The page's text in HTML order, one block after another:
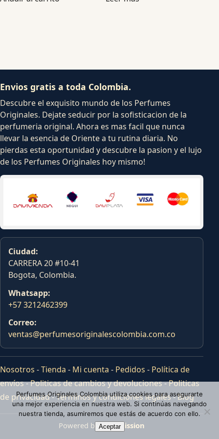
Envios gratis a toda Colombia.
Descubre el exquisito mundo de los Perfumes
Originales. Dejate seducir por la sofisticacion de la
perfumeria original. Ahora es mas facil que nunca
llevar la esencia de Oriente a tu rutina diaria. No
pierdas esta oportunidad y descubre la pasion y el lujo
de los Perfumes Originales hoy mismo!
Ciudad:
CARRERA 20 #10-41
Bogota, Colombia.
Whatsapp:
+57 3212462399
Correo:
ventas@perfumesoriginalescolombia.com.co
Nosotros -Tienda - Mi cuenta - Pedidos - Política de
envíos-Politicas de cambios y devoluciones-Politicas
de privacidad-Terminos y condiciones legales-Blog
Powered byTras Mission
Perfumes Originales Colombia utiliza cookies para asegurarte
una mejor experiencia en nuestra web. Si continúas navegando
nuestra tienda, asumiremos que estás de acuerdo con ello.
Aceptar